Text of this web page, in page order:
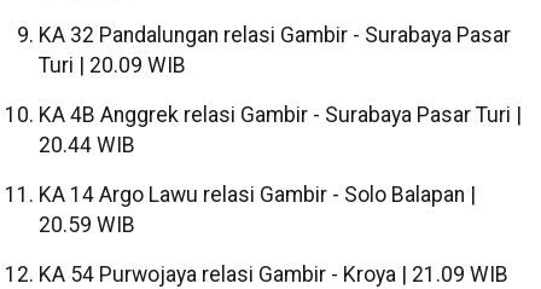
KA 32 Pandalungan relasi Gambir - Surabaya Pasar
Turi | 20.09 WIB
KA 4B Anggrek relasi Gambir - Surabaya Pasar Turi |
20.44 WIB
KA 14 Argo Lawu relasi Gambir - Solo Balapan |
20.59 WIB
KA 54 Purwojaya relasi Gambir - Kroya | 21.09 WIB